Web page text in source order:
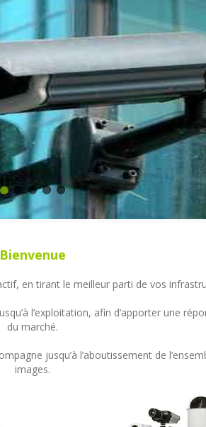
Bienvenue
en tirant le meilleur parti de vos
l’exploitation, afin d’apporter une
du marché.
jusqu’à l’aboutissement de
images.